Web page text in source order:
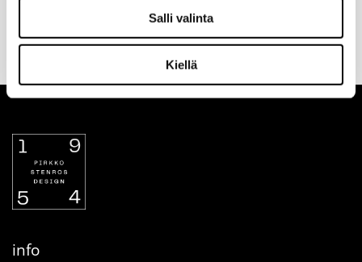
Salli valinta
Kiellä
tilauksen
30 päivän
palautusoikeus
maksutapa
info